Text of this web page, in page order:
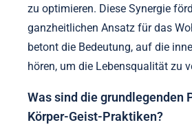
zu optimieren. Diese Synergie
ganzheitlichen Ansatz für das
betont die Bedeutung, auf die
hören, um die Lebensqualität zu
Was sind die grundlegenden
Körper-Geist-Praktiken?